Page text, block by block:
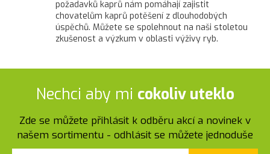
požadavků kaprů nám pomáhají zajistit
chovatelům kaprů potěšení z dlouhodobých
úspěchů. Můžete se spolehnout na naši stoletou
zkušenost a výzkum v oblasti výživy ryb.
Nechci aby mi cokoliv uteklo
Zde se můžete přihlásit k odběru akcí a novinek v
našem sortimentu - odhlásit se můžete jednoduše